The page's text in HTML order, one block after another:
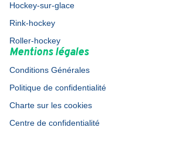
Hockey-sur-glace
Rink-hockey
Roller-hockey
Mentions légales
Conditions Générales
Politique de confidentialité
Charte sur les cookies
Centre de confidentialité